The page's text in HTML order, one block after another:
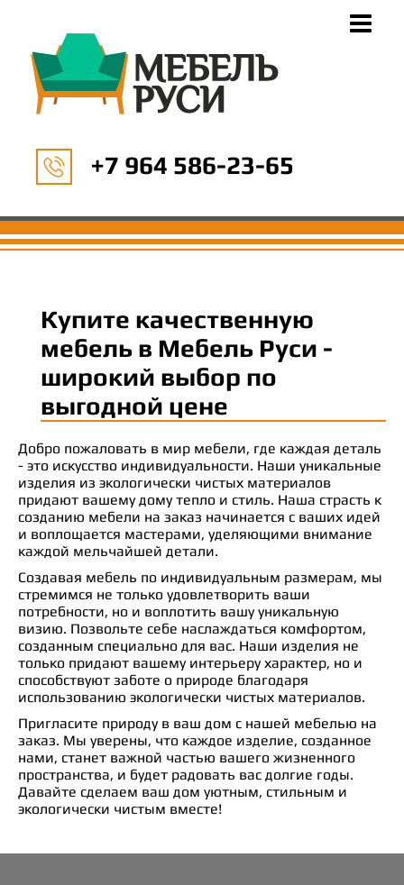
+7 964 586-23-65
Купите качественную
мебель в Мебель Руси -
широкий выбор по
выгодной цене
Добро пожаловать в мир мебели, где каждая деталь
- это искусство индивидуальности. Наши уникальные
изделия из экологически чистых материалов
придают вашему дому тепло и стиль. Наша страсть к
созданию мебели на заказ начинается с ваших идей
и воплощается мастерами, уделяющими внимание
каждой мельчайшей детали.
Создавая мебель по индивидуальным размерам, мы
стремимся не только удовлетворить ваши
потребности, но и воплотить вашу уникальную
визию. Позвольте себе наслаждаться комфортом,
созданным специально для вас. Наши изделия не
только придают вашему интерьеру характер, но и
способствуют заботе о природе благодаря
использованию экологически чистых материалов.
Пригласите природу в ваш дом с нашей мебелью на
заказ. Мы уверены, что каждое изделие, созданное
нами, станет важной частью вашего жизненного
пространства, и будет радовать вас долгие годы.
Давайте сделаем ваш дом уютным, стильным и
экологически чистым вместе!